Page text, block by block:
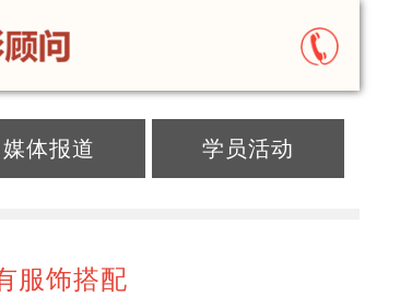
媒体报道 学员活动
服饰搭配